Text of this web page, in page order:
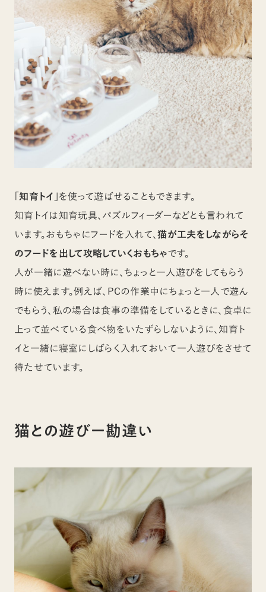
「知育トイ」 を使って遊ばせることもできます。
知育トイは知育玩具、パズルフィーダーなどとも言われて
います。おもちゃにフードを入れて、猫が工夫をしながらそ
のフードを出して攻略していくおもちゃです。
人が一緒に遊べない時に、ちょっと一人遊びをしてもらう
時に使えます。例えば、PCの作業中にちょっと一人で遊ん
でもらう、私の場合は食事の準備をしているときに、食卓に
上って並べている食べ物をいたずらしないように、知育ト
イと一緒に寝室にしばらく入れておいて一人遊びをさせて
待たせています。
猫との遊びー勘違い